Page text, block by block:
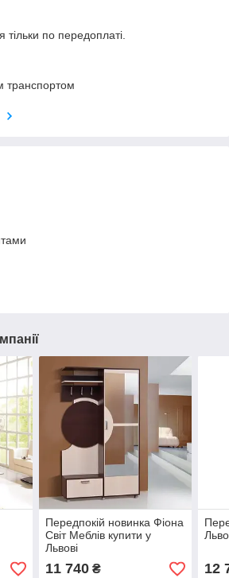
тільки по передоплаті.
транспортом
Передпокій новинка Фіона
Світ Меблів купити у
Львові
11 740₴ 12